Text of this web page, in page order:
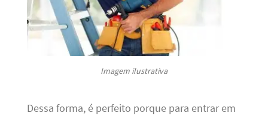
Imagem ilustrativa
Dessa forma, é perfeito porque para entrar em